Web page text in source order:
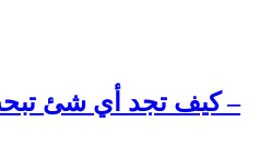
كيف تجد أي شئ